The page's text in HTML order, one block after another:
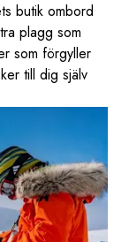
butik ombord
plagg som
som förgyller
till dig själv